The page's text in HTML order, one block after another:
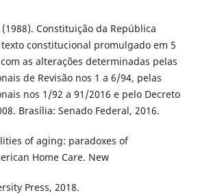
(1988). Constituição da República
constitucional promulgado em 5
as alterações determinadas pelas
de Revisão nos 1 a 6/94, pelas
nos 1/92 a 91/2016 e pelo Decreto
Brasília: Senado Federal, 2016.
of aging: paradoxes of
Home Care. New
Press, 2018.